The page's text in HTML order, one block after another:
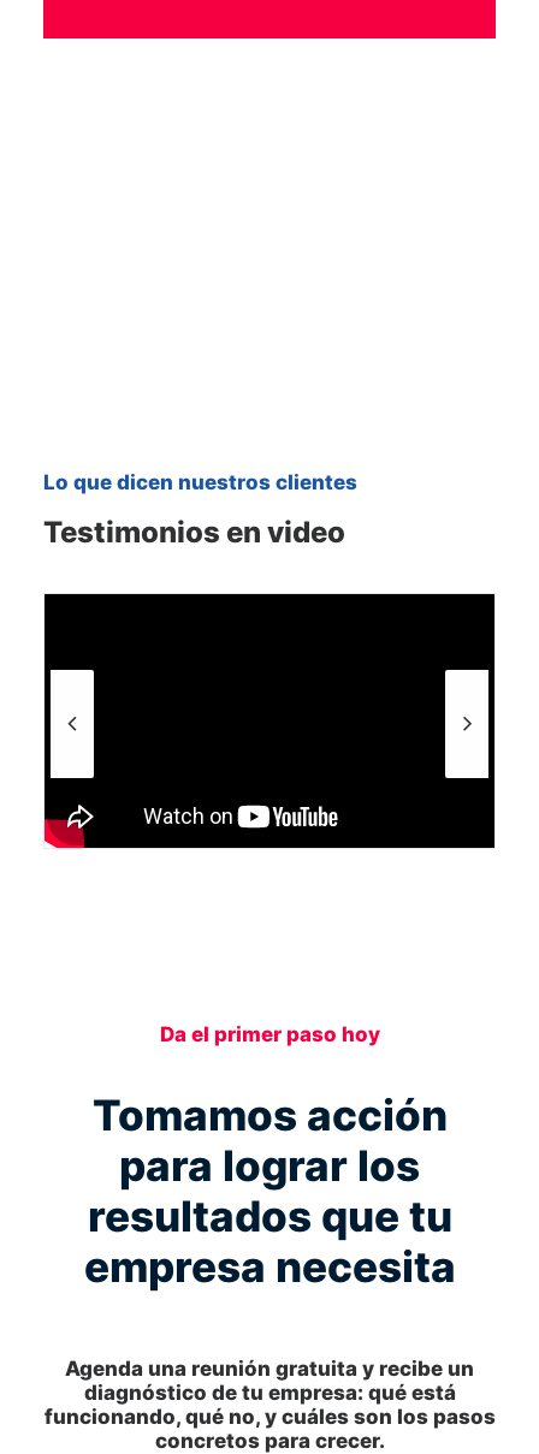
Lo que dicen nuestros clientes
Testimonios en video
Da el primer paso hoy
Tomamos acción
para lograr los
resultados que tu
empresa necesita
Agenda una reunión gratuita y recibe un
diagnóstico de tu empresa: qué está
funcionando, qué no, y cuáles son los pasos
concretos para crecer.